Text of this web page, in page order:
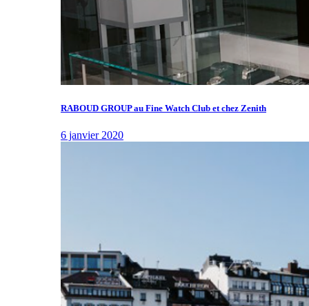
RABOUD GROUP au Fine Watch Club et chez Zenith
6 janvier 2020